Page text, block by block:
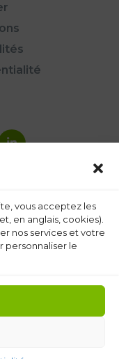
vous acceptez les
en anglais, cookies).
nos services et votre
personnaliser le